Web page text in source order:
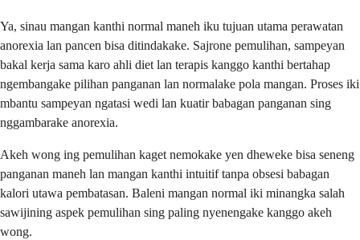
Ya, sinau mangan kanthi normal maneh iku tujuan utama perawatan
anorexia lan pancen bisa ditindakake. Sajrone pemulihan, sampeyan
bakal kerja sama karo ahli diet lan terapis kanggo kanthi bertahap
ngembangake pilihan panganan lan normalake pola mangan. Proses iki
mbantu sampeyan ngatasi wedi lan kuatir babagan panganan sing
nggambarake anorexia.
Akeh wong ing pemulihan kaget nemokake yen dheweke bisa seneng
panganan maneh lan mangan kanthi intuitif tanpa obsesi babagan
kalori utawa pembatasan. Baleni mangan normal iki minangka salah
sawijining aspek pemulihan sing paling nyenengake kanggo akeh
wong.